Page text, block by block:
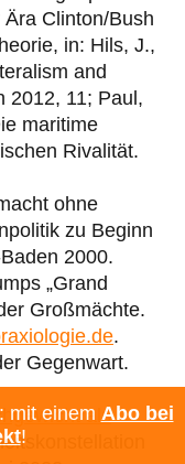
Clinton/Bush
in: Hils, J.,
and
2012, 11; Paul,
maritime
Rivalität.
ohne
zu Beginn
2000.
„Grand
Großmächte.
.
Gegenwart.
als
mit einem Abo bei
!